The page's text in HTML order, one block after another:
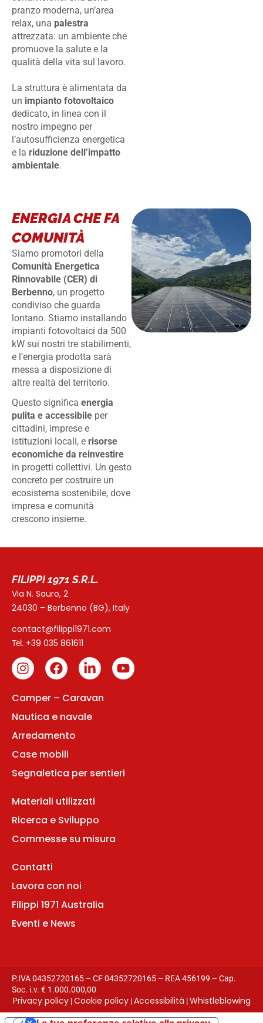
pranzo moderna, un’area
relax, una palestra
attrezzata: un ambiente che
promuove la salute e la
qualità della vita sul lavoro.
La struttura è alimentata da
un impianto fotovoltaico
dedicato, in linea con il
nostro impegno per
l’autosufficienza energetica
e la riduzione dell’impatto
ambientale.
ENERGIA CHE FA
COMUNITÀ
Siamo promotori della
Comunità Energetica
Rinnovabile (CER) di
Berbenno, un progetto
condiviso che guarda
lontano. Stiamo installando
impianti fotovoltaici da 500
kW sui nostri tre stabilimenti,
e l’energia prodotta sarà
messa a disposizione di
altre realtà del territorio.
Questo significa energia
pulita e accessibile per
cittadini, imprese e
istituzioni locali, e risorse
economiche da reinvestire
in progetti collettivi. Un gesto
concreto per costruire un
ecosistema sostenibile, dove
impresa e comunità
crescono insieme.
FILIPPI 1971 S.R.L.
Via N. Sauro, 2
24030 – Berbenno (BG), Italy
contact@filippi1971.com
Tel. +39 035 861611
Camper – Caravan
Nautica e navale
Arredamento
Case mobili
Segnaletica per sentieri
Materiali utilizzati
Ricerca e Sviluppo
Commesse su misura
Contatti
Lavora con noi
Filippi 1971 Australia
Eventi e News
P.IVA 04352720165 – CF 04352720165 – REA 456199 – Cap.
Soc. i.v. € 1.000.000,00
Privacy policy|Cookie policy|Accessibilità |Whistleblowing